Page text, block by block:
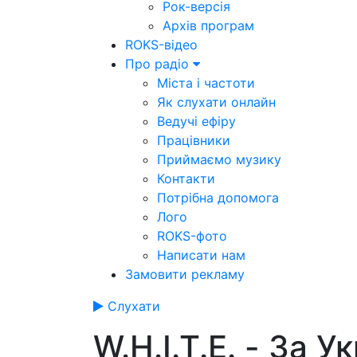
Рок-версія
Архів програм
ROKS-відео
Про радіо
Міста і частоти
Як слухати онлайн
Ведучі ефіру
Працівники
Приймаємо музику
Контакти
Потрібна допомога
Лого
ROKS-фото
Написати нам
Замовити рекламу
Слухати
W.H.I.T.E. - За